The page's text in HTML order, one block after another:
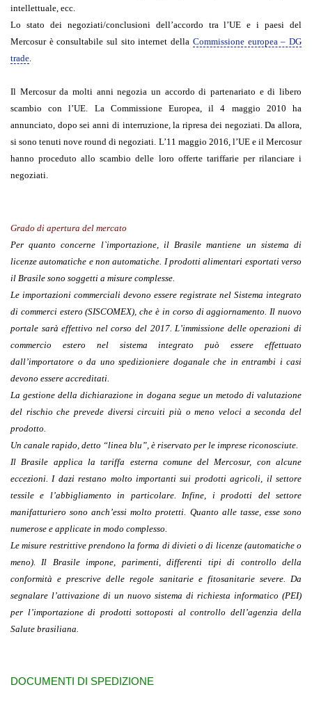
intellettuale, ecc.
Lo stato dei negoziati/conclusioni dell’accordo tra l’UE e i paesi del
Mercosur è consultabile sul sito internet della Commissione europea – DG
trade.
Il Mercosur da molti anni negozia un accordo di partenariato e di libero
scambio con l’UE. La Commissione Europea, il 4 maggio 2010 ha
annunciato, dopo sei anni di interruzione, la ripresa dei negoziati. Da allora,
si sono tenuti nove round di negoziati. L’11 maggio 2016, l’UE e il Mercosur
hanno proceduto allo scambio delle loro offerte tariffarie per rilanciare i
negoziati.
Grado di apertura del mercato
Per quanto concerne l`importazione, il Brasile mantiene un sistema di
licenze automatiche e non automatiche. I prodotti alimentari esportati verso
il Brasile sono soggetti a misure complesse.
Le importazioni commerciali devono essere registrate nel Sistema integrato
di commerci estero (SISCOMEX), che è in corso di aggiornamento. Il nuovo
portale sarà effettivo nel corso del 2017. L’immissione delle operazioni di
commercio estero nel sistema integrato può essere effettuato
dall’importatore o da uno spedizioniere doganale che in entrambi i casi
devono essere accreditati.
La gestione della dichiarazione in dogana segue un metodo di valutazione
del rischio che prevede diversi circuiti più o meno veloci a seconda del
prodotto.
Un canale rapido, detto “linea blu”, è riservato per le imprese riconosciute.
Il Brasile applica la tariffa esterna comune del Mercosur, con alcune
eccezioni. I dazi restano molto importanti sui prodotti agricoli, il settore
tessile e l’abbigliamento in particolare. Infine, i prodotti del settore
manifatturiero sono anch’essi molto protetti. Quanto alle tasse, esse sono
numerose e applicate in modo complesso.
Le misure restrittive prendono la forma di divieti o di licenze (automatiche o
meno). Il Brasile impone, parimenti, differenti tipi di controllo della
conformità e prescrive delle regole sanitarie e fitosanitarie severe. Da
segnalare l’attivazione di un nuovo sistema di richiesta informatico (PEI)
per l’importazione di prodotti sottoposti al controllo dell’agenzia della
Salute brasiliana.
DOCUMENTI DI SPEDIZIONE